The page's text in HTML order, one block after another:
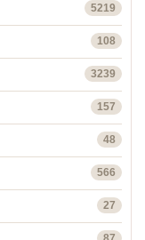
5219
108
3239
157
48
566
27